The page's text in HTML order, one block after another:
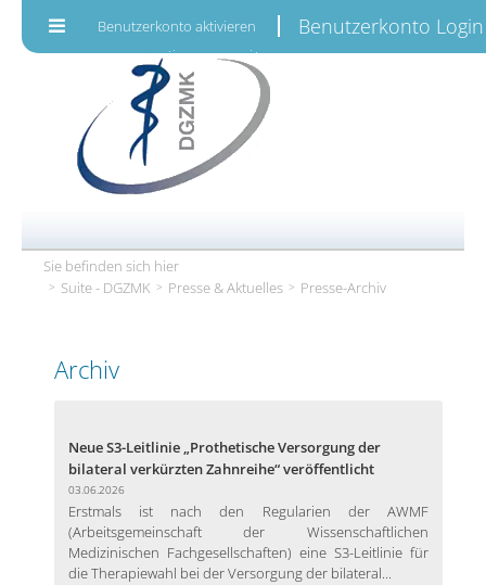
Benutzerkonto aktivieren Benutzerkonto Login
Sie befinden sich hier
Suite - DGZMK
Presse & Aktuelles Presse-Archiv
Archiv
Neue S3-Leitlinie „Prothetische Versorgung der
bilateral verkürzten Zahnreihe“ veröffentlicht
03.06.2026
Erstmals ist nach den Regularien der AWMF
(Arbeitsgemeinschaft der Wissenschaftlichen
Medizinischen Fachgesellschaften) eine S3-Leitlinie für
die Therapiewahl bei der Versorgung der bilateral...